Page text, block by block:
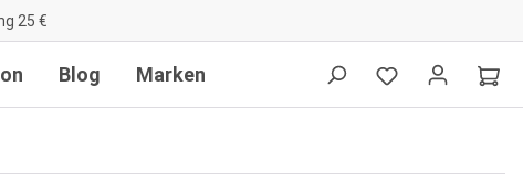
25 €
Blog Marken